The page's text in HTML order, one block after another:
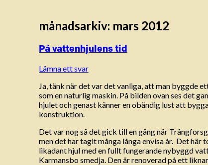
månadsarkiv: mars 2012
På vattenhjulens tid
Lämna ett svar
Ja, tänk när det var det vanliga, att man byggde
som en naturlig maskin. På bilden ovan ses det
hjulet och genast känner en obändig lust att
konstruktion.
Det var nog så det gick till en gång när
men det har tagit många långa envisa år. Det
likadant hjul med en fullt fungerande nybyggd
Karmansbo smedja. Den är renoverad på ett